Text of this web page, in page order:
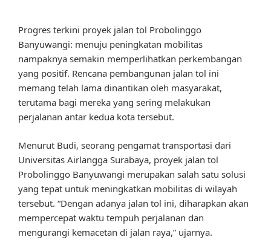
Progres terkini proyek jalan tol Probolinggo
Banyuwangi: menuju peningkatan mobilitas
nampaknya semakin memperlihatkan perkembangan
yang positif. Rencana pembangunan jalan tol ini
memang telah lama dinantikan oleh masyarakat,
terutama bagi mereka yang sering melakukan
perjalanan antar kedua kota tersebut.
Menurut Budi, seorang pengamat transportasi dari
Universitas Airlangga Surabaya, proyek jalan tol
Probolinggo Banyuwangi merupakan salah satu solusi
yang tepat untuk meningkatkan mobilitas di wilayah
tersebut. “Dengan adanya jalan tol ini, diharapkan akan
mempercepat waktu tempuh perjalanan dan
mengurangi kemacetan di jalan raya,” ujarnya.